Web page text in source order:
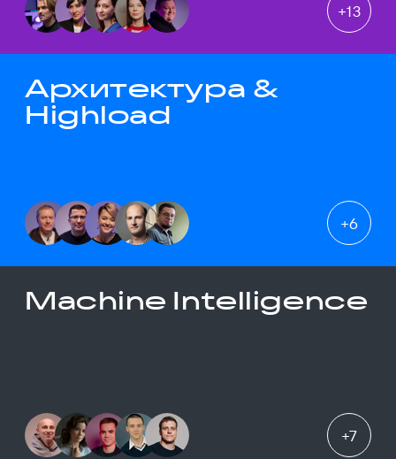
+13
Архитектура &
Highload
+6
Machine Intelligence
+7